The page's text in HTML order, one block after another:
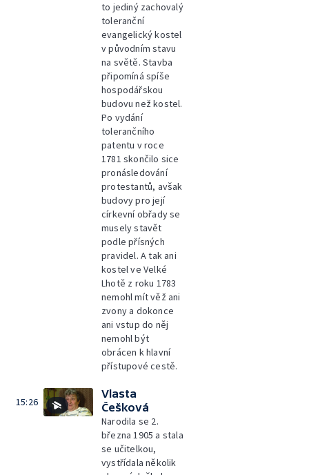
to jediný zachovalý
toleranční
evangelický kostel
v původním stavu
na světě. Stavba
připomíná spíše
hospodářskou
budovu než kostel.
Po vydání
tolerančního
patentu v roce
1781 skončilo sice
pronásledování
protestantů, avšak
budovy pro její
církevní obřady se
musely stavět
podle přísných
pravidel. A tak ani
kostel ve Velké
Lhotě z roku 1783
nemohl mít věž ani
zvony a dokonce
ani vstup do něj
nemohl být
obrácen k hlavní
přístupové cestě.
15:26
Vlasta
Češková
Narodila se 2.
března 1905 a stala
se učitelkou,
vystřídala několik